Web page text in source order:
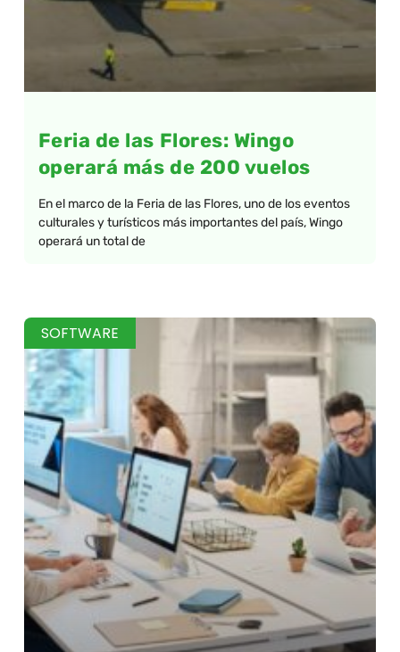
Feria de las Flores: Wingo
operará más de 200 vuelos
En el marco de la Feria de las Flores, uno de los eventos
culturales y turísticos más importantes del país, Wingo
operará un total de
SOFTWARE